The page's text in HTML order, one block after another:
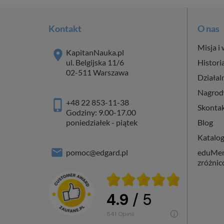
Kontakt
KapitanNauka.pl
ul. Belgijska 11/6
02-511 Warszawa
+48 22 853-11-38
Godziny: 9.00-17.00
poniedziałek - piątek
pomoc@edgard.pl
4.9 / 5
541 opinii
O nas
Misja i
Blog